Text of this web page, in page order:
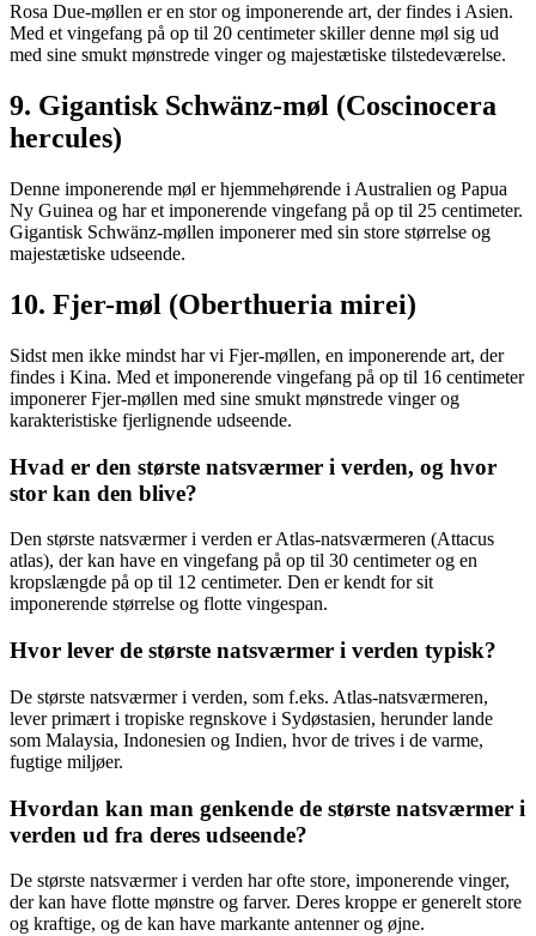
Rosa Due-møllen er en stor og imponerende art, der findes i Asien.
Med et vingefang på op til 20 centimeter skiller denne møl sig ud
med sine smukt mønstrede vinger og majestætiske tilstedeværelse.
9. Gigantisk Schwänz-møl (Coscinocera
hercules)
Denne imponerende møl er hjemmehørende i Australien og Papua
Ny Guinea og har et imponerende vingefang på op til 25 centimeter.
Gigantisk Schwänz-møllen imponerer med sin store størrelse og
majestætiske udseende.
10. Fjer-møl (Oberthueria mirei)
Sidst men ikke mindst har vi Fjer-møllen, en imponerende art, der
findes i Kina. Med et imponerende vingefang på op til 16 centimeter
imponerer Fjer-møllen med sine smukt mønstrede vinger og
karakteristiske fjerlignende udseende.
Hvad er den største natsværmer i verden, og hvor
stor kan den blive?
Den største natsværmer i verden er Atlas-natsværmeren (Attacus
atlas), der kan have en vingefang på op til 30 centimeter og en
kropslængde på op til 12 centimeter. Den er kendt for sit
imponerende størrelse og flotte vingespan.
Hvor lever de største natsværmer i verden typisk?
De største natsværmer i verden, som f.eks. Atlas-natsværmeren,
lever primært i tropiske regnskove i Sydøstasien, herunder lande
som Malaysia, Indonesien og Indien, hvor de trives i de varme,
fugtige miljøer.
Hvordan kan man genkende de største natsværmer i
verden ud fra deres udseende?
De største natsværmer i verden har ofte store, imponerende vinger,
der kan have flotte mønstre og farver. Deres kroppe er generelt store
og kraftige, og de kan have markante antenner og øjne.